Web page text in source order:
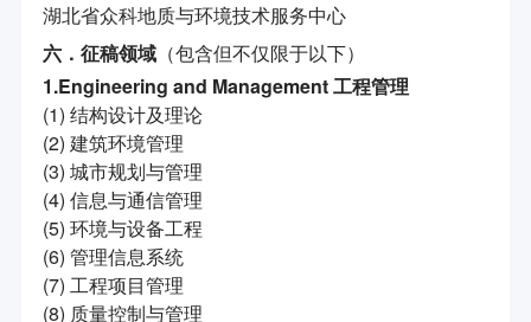
湖北省众科地质与环境技术服务中心
六．征稿领域（包含但不仅限于以下）
1.Engineering and Management 工程管理
(1) 结构设计及理论
(2) 建筑环境管理
(3) 城市规划与管理
(4) 信息与通信管理
(5) 环境与设备工程
(6) 管理信息系统
(7) 工程项目管理
(8) 质量控制与管理